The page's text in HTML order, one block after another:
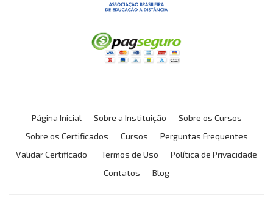
Página Inicial Sobre a Instituição
Sobre os Cursos
Sobre os Certificados
Cursos
Perguntas Frequentes
Validar Certificado
Termos de Uso
Política de Privacidade
Contatos
Blog